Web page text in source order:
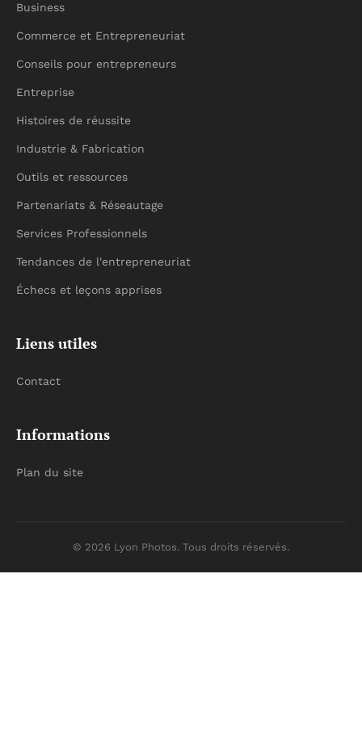
Business
Commerce et Entrepreneuriat
Conseils pour entrepreneurs
Entreprise
Histoires de réussite
Industrie & Fabrication
Outils et ressources
Partenariats & Réseautage
Services Professionnels
Tendances de l'entrepreneuriat
Échecs et leçons apprises
Liens utiles
Contact
Informations
Plan du site
© 2026 Lyon Photos. Tous droits réservés.